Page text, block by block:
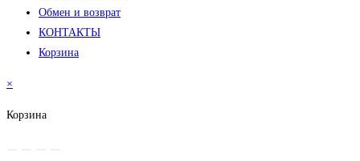
Обмен и возврат
КОНТАКТЫ
Корзина
×
Корзина